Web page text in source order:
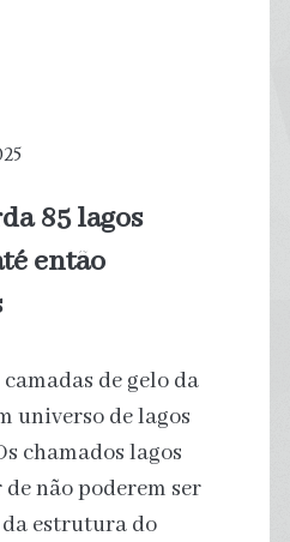
85 lagos
então
de gelo da
universo de lagos
chamados lagos
não poderem ser
estrutura do